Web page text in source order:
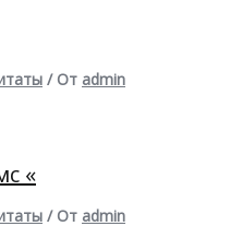
/ От admin
«
/ От admin